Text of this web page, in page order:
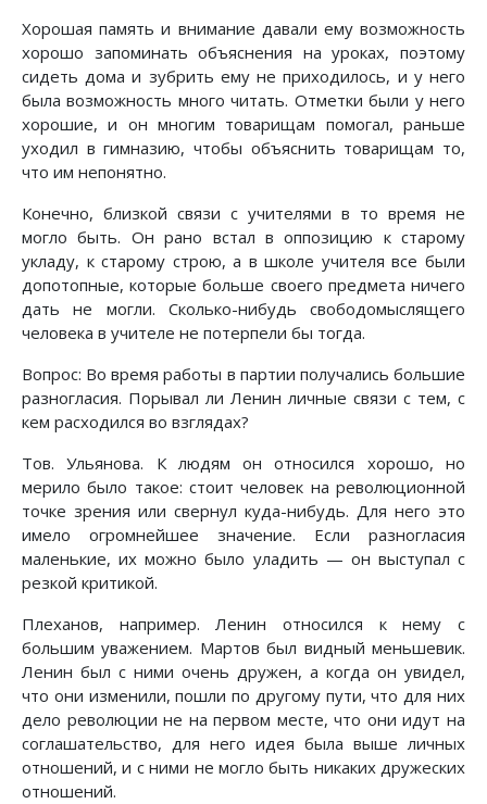
Хорошая память и внимание давали ему возможность
хорошо запоминать объяснения на уроках, поэтому
сидеть дома и зубрить ему не приходилось, и у него
была возможность много читать. Отметки были у него
хорошие, и он многим товарищам помогал, раньше
уходил в гимназию, чтобы объяснить товарищам то,
что им непонятно.
Конечно, близкой связи с учителями в то время не
могло быть. Он рано встал в оппозицию к старому
укладу, к старому строю, а в школе учителя все были
допотопные, которые больше своего предмета ничего
дать не могли. Сколько-нибудь свободомыслящего
человека в учителе не потерпели бы тогда.
Вопрос: Во время работы в партии получались большие
разногласия. Порывал ли Ленин личные связи с тем, с
кем расходился во взглядах?
Тов. Ульянова. К людям он относился хорошо, но
мерило было такое: стоит человек на революционной
точке зрения или свернул куда-нибудь. Для него это
имело огромнейшее значение. Если разногласия
маленькие, их можно было уладить — он выступал с
резкой критикой.
Плеханов, например. Ленин относился к нему с
большим уважением. Мартов был видный меньшевик.
Ленин был с ними очень дружен, а когда он увидел,
что они изменили, пошли по другому пути, что для них
дело революции не на первом месте, что они идут на
соглашательство, для него идея была выше личных
отношений, и с ними не могло быть никаких дружеских
отношений.